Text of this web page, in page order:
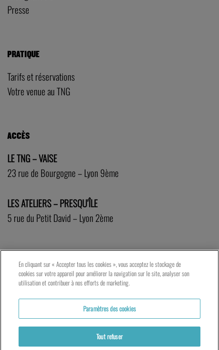
Presse
PRATIQUE
Tarifs et réservations
Votre venue au TNG
ACCÈS
LE TNG – VAISE
23 rue de Bourgogne – Lyon 9ème
LES ATELIERS – PRESQU’ÎLE
5 rue du Petit David – Lyon 2ème
En cliquant sur « Accepter tous les cookies », vous acceptez le stockage de
cookies sur votre appareil pour améliorer la navigation sur le site, analyser son
utilisation et contribuer à nos efforts de marketing.
Paramètres des cookies
Tout refuser